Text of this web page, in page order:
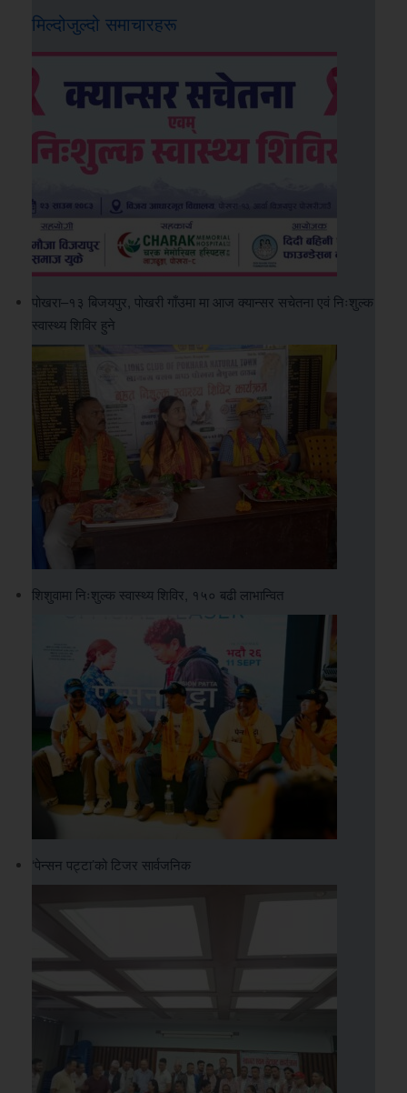
मिल्दोजुल्दो समाचारहरू
पोखरा–१३ बिजयपुर, पोखरी गाँउमा मा आज क्यान्सर सचेतना एवं निःशुल्क
स्वास्थ्य शिविर हुने
शिशुवामा निःशुल्क स्वास्थ्य शिविर, १५० बढी लाभान्वित
‘पेन्सन पट्टा’को टिजर सार्वजनिक